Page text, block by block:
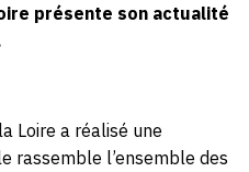
présente son actualité
Loire a réalisé une
rassemble l’ensemble des